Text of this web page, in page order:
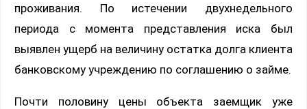
проживания. По истечении двухнедельного
периода с момента представления иска был
выявлен ущерб на величину остатка долга клиента
банковскому учреждению по соглашению о займе.
Почти половину цены объекта заемщик уже